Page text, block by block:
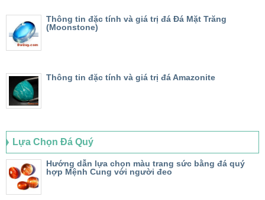
Thông tin đặc tính và giá trị đá Đá Mặt Trăng
(Moonstone)
Thông tin đặc tính và giá trị đá Amazonite
Lựa Chọn Đá Quý
Hướng dẫn lựa chọn màu trang sức bằng đá quý
hợp Mệnh Cung với người đeo